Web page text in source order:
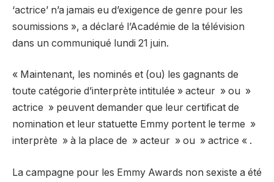
‘actrice’ n’a jamais eu d’exigence de genre pour les
soumissions », a déclaré l’Académie de la télévision
dans un communiqué lundi 21 juin.
« Maintenant, les nominés et (ou) les gagnants de
toute catégorie d’interprète intitulée » acteur » ou »
actrice » peuvent demander que leur certificat de
nomination et leur statuette Emmy portent le terme »
interprète » à la place de » acteur » ou » actrice « .
La campagne pour les Emmy Awards non sexiste a été